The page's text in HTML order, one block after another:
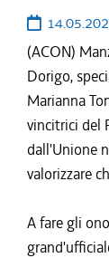
(ACON)
Dorigo,
Marianna
vincitrici del
dall'Unione
valorizzare
A fare gli